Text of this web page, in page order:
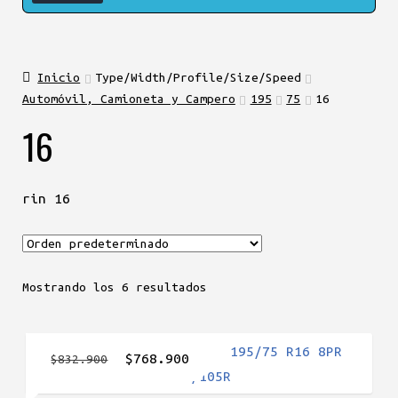
Inicio
Type/Width/Profile/Size/Speed
Automóvil, Camioneta y Campero
195 75 16
16
rin 16
Mostrando los 6 resultados
$832.900
El$768.900
precio